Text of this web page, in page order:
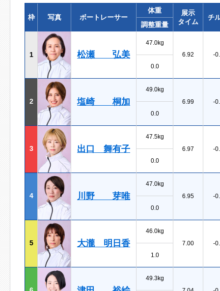
枠 写真 ボートレーサー
体重
展示
タイム
チ
調整重量
1 松瀬 弘美
47.0kg
6.92
-
0.0
2 塩崎 桐加
49.0kg
6.99
-
0.0
3 出口 舞有子
47.5kg
6.97
-
0.0
4 川野 芽唯
47.0kg
6.95
-
0.0
5 大瀧 明日香
46.0kg
7.00
-
1.0
49.3kg